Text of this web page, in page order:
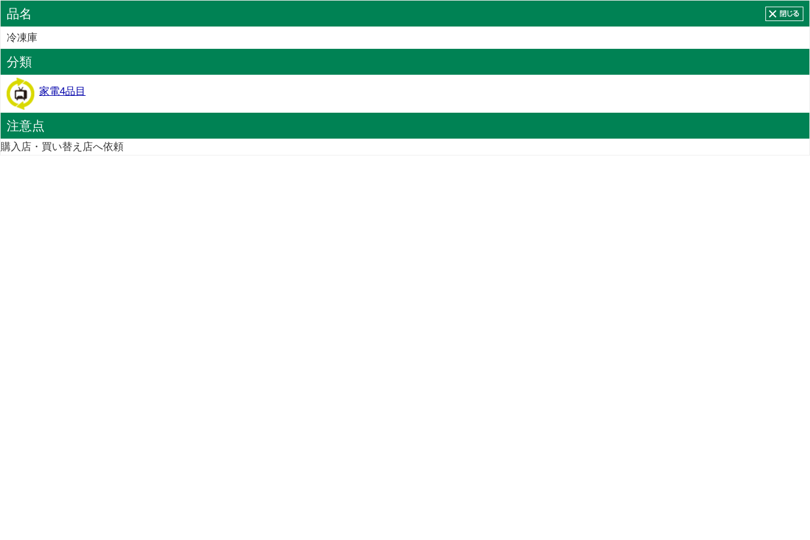
品名
冷凍庫
分類
家電4品目
注意点
購入店・買い替え店へ依頼